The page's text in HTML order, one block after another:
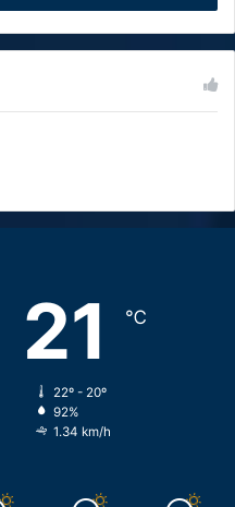
21 ℃
22º - 20º
92%
1.34 km/h